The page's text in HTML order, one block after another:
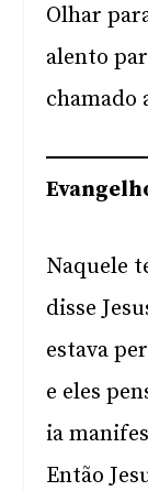
Olhar
alento
chamado
Naquele
disse
estava
e eles
ia
Então